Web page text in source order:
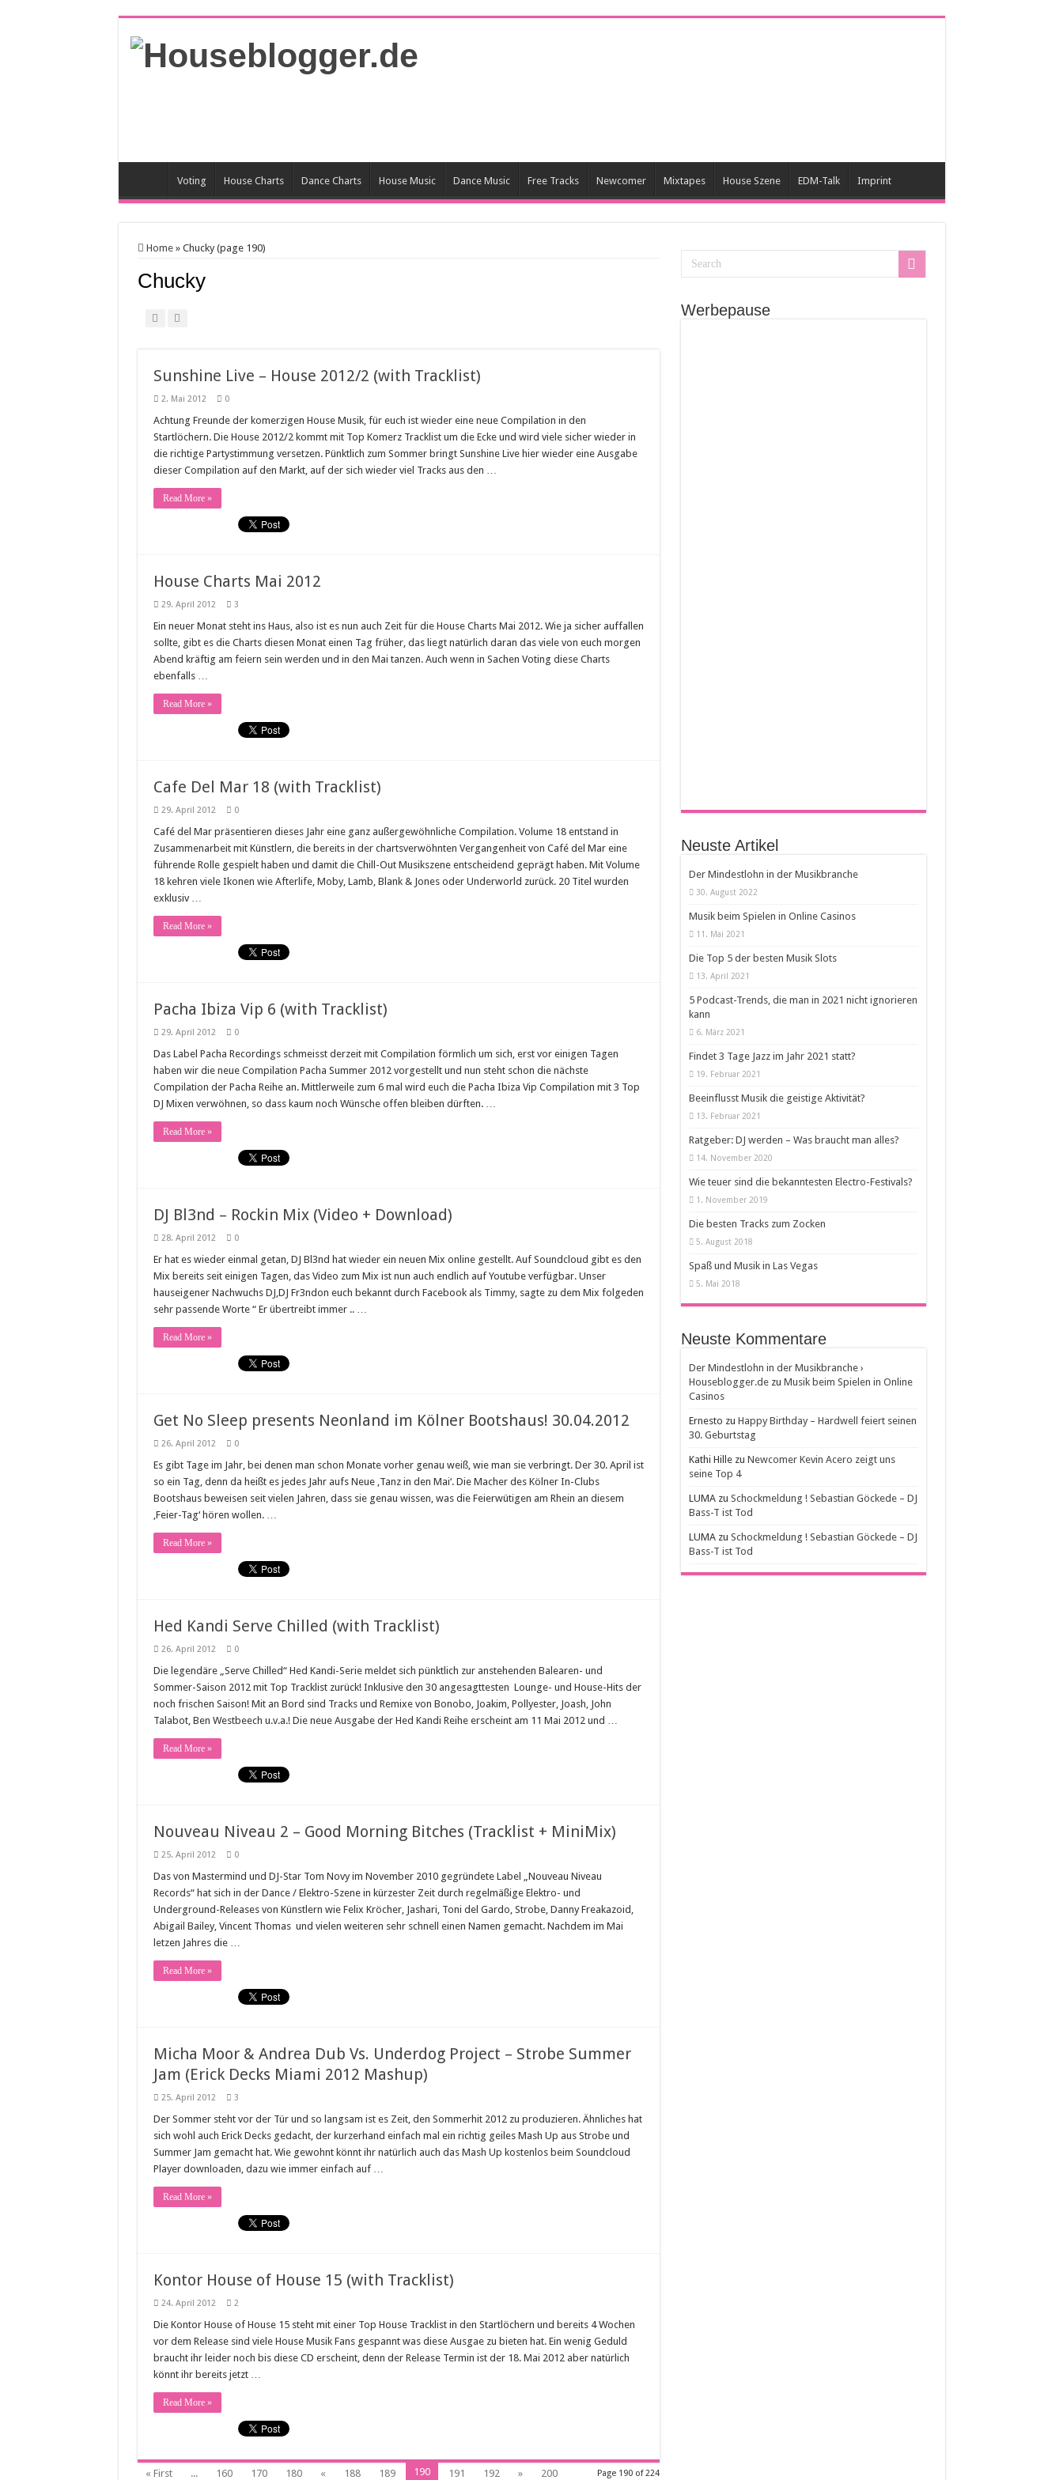
Voting House Charts Dance Charts House Music Dance Music Free Tracks Newcomer Mixtapes House Szene EDM-Talk Imprint
Home » Chucky (page 190)
Chucky
Sunshine Live – House 2012/2 (with Tracklist)
2. Mai 2012 0
Achtung Freunde der komerzigen House Musik, für euch ist wieder eine neue Compilation in den
Startlöchern. Die House 2012/2 kommt mit Top Komerz Tracklist um die Ecke und wird viele sicher wieder in
die richtige Partystimmung versetzen. Pünktlich zum Sommer bringt Sunshine Live hier wieder eine Ausgabe
dieser Compilation auf den Markt, auf der sich wieder viel Tracks aus den …
Read More »
House Charts Mai 2012
29. April 2012 3
Ein neuer Monat steht ins Haus, also ist es nun auch Zeit für die House Charts Mai 2012. Wie ja sicher auffallen
sollte, gibt es die Charts diesen Monat einen Tag früher, das liegt natürlich daran das viele von euch morgen
Abend kräftig am feiern sein werden und in den Mai tanzen. Auch wenn in Sachen Voting diese Charts
ebenfalls …
Read More »
Cafe Del Mar 18 (with Tracklist)
29. April 2012 0
Café del Mar präsentieren dieses Jahr eine ganz außergewöhnliche Compilation. Volume 18 entstand in
Zusammenarbeit mit Künstlern, die bereits in der chartsverwöhnten Vergangenheit von Café del Mar eine
führende Rolle gespielt haben und damit die Chill-Out Musikszene entscheidend geprägt haben. Mit Volume
18 kehren viele Ikonen wie Afterlife, Moby, Lamb, Blank & Jones oder Underworld zurück. 20 Titel wurden
exklusiv …
Read More »
Pacha Ibiza Vip 6 (with Tracklist)
29. April 2012 0
Das Label Pacha Recordings schmeisst derzeit mit Compilation förmlich um sich, erst vor einigen Tagen
haben wir die neue Compilation Pacha Summer 2012 vorgestellt und nun steht schon die nächste
Compilation der Pacha Reihe an. Mittlerweile zum 6 mal wird euch die Pacha Ibiza Vip Compilation mit 3 Top
DJ Mixen verwöhnen, so dass kaum noch Wünsche offen bleiben dürften. …
Read More »
DJ Bl3nd – Rockin Mix (Video + Download)
28. April 2012 0
Er hat es wieder einmal getan, DJ Bl3nd hat wieder ein neuen Mix online gestellt. Auf Soundcloud gibt es den
Mix bereits seit einigen Tagen, das Video zum Mix ist nun auch endlich auf Youtube verfügbar. Unser
hauseigener Nachwuchs DJ,DJ Fr3ndon euch bekannt durch Facebook als Timmy, sagte zu dem Mix folgeden
sehr passende Worte “ Er übertreibt immer .. …
Read More »
Get No Sleep presents Neonland im Kölner Bootshaus! 30.04.2012
26. April 2012 0
Es gibt Tage im Jahr, bei denen man schon Monate vorher genau weiß, wie man sie verbringt. Der 30. April ist
so ein Tag, denn da heißt es jedes Jahr aufs Neue ‚Tanz in den Mai‘. Die Macher des Kölner In-Clubs
Bootshaus beweisen seit vielen Jahren, dass sie genau wissen, was die Feierwütigen am Rhein an diesem
‚Feier-Tag‘ hören wollen. …
Read More »
Hed Kandi Serve Chilled (with Tracklist)
26. April 2012 0
Die legendäre „Serve Chilled“ Hed Kandi-Serie meldet sich pünktlich zur anstehenden Balearen- und
Sommer-Saison 2012 mit Top Tracklist zurück! Inklusive den 30 angesagttesten Lounge- und House-Hits der
noch frischen Saison! Mit an Bord sind Tracks und Remixe von Bonobo, Joakim, Pollyester, Joash, John
Talabot, Ben Westbeech u.v.a.! Die neue Ausgabe der Hed Kandi Reihe erscheint am 11 Mai 2012 und …
Read More »
Nouveau Niveau 2 – Good Morning Bitches (Tracklist + MiniMix)
25. April 2012 0
Das von Mastermind und DJ-Star Tom Novy im November 2010 gegründete Label „Nouveau Niveau
Records“ hat sich in der Dance / Elektro-Szene in kürzester Zeit durch regelmäßige Elektro- und
Underground-Releases von Künstlern wie Felix Kröcher, Jashari, Toni del Gardo, Strobe, Danny Freakazoid,
Abigail Bailey, Vincent Thomas und vielen weiteren sehr schnell einen Namen gemacht. Nachdem im Mai
letzen Jahres die …
Read More »
Micha Moor & Andrea Dub Vs. Underdog Project – Strobe Summer
Jam (Erick Decks Miami 2012 Mashup)
25. April 2012 3
Der Sommer steht vor der Tür und so langsam ist es Zeit, den Sommerhit 2012 zu produzieren. Ähnliches hat
sich wohl auch Erick Decks gedacht, der kurzerhand einfach mal ein richtig geiles Mash Up aus Strobe und
Summer Jam gemacht hat. Wie gewohnt könnt ihr natürlich auch das Mash Up kostenlos beim Soundcloud
Player downloaden, dazu wie immer einfach auf …
Read More »
Kontor House of House 15 (with Tracklist)
24. April 2012 2
Die Kontor House of House 15 steht mit einer Top House Tracklist in den Startlöchern und bereits 4 Wochen
vor dem Release sind viele House Musik Fans gespannt was diese Ausgae zu bieten hat. Ein wenig Geduld
braucht ihr leider noch bis diese CD erscheint, denn der Release Termin ist der 18. Mai 2012 aber natürlich
könnt ihr bereits jetzt …
Read More »
Page 190 of 224
« First ... 160 170 180 « 188 189 190 191 192 » 200
Werbepause
Neuste Artikel
Der Mindestlohn in der Musikbranche
30. August 2022
Musik beim Spielen in Online Casinos
11. Mai 2021
Die Top 5 der besten Musik Slots
13. April 2021
5 Podcast-Trends, die man in 2021 nicht ignorieren
kann
6. März 2021
Findet 3 Tage Jazz im Jahr 2021 statt?
19. Februar 2021
Beeinflusst Musik die geistige Aktivität?
13. Februar 2021
Ratgeber: DJ werden – Was braucht man alles?
14. November 2020
Wie teuer sind die bekanntesten Electro-Festivals?
1. November 2019
Die besten Tracks zum Zocken
5. August 2018
Spaß und Musik in Las Vegas
5. Mai 2018
Neuste Kommentare
Der Mindestlohn in der Musikbranche ›
Houseblogger.dezu Musik beim Spielen in Online
Casinos
Ernesto zu Happy Birthday – Hardwell feiert seinen
30. Geburtstag
Kathi Hillezu Newcomer Kevin Acero zeigt uns
seine Top 4
LUMAzu Schockmeldung ! Sebastian Göckede – DJ
Bass-T ist Tod
LUMAzu Schockmeldung ! Sebastian Göckede – DJ
Bass-T ist Tod